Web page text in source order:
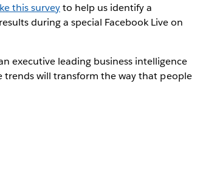
this surveyto help us identify a
during a special Facebook Live on
executive leading business intelligence
trends will transform the way that people